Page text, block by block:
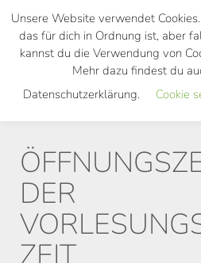
Skip
main
DER
Unsere Website verwendet
das für dich in Ordnung ist, aber
kannst du die Verwendung von
Mehr dazu findest du
Datenschutzerklärung.
Cookie